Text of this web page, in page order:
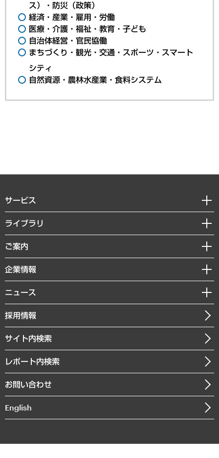
ス）・防災（政策）
経済・産業・雇用・労働
医療・介護・福祉・教育・子ども
自治体経営・官民協働
まちづくり・観光・交通・スポーツ・スマート
シティ
自然資源・農林水産業・食料システム
サービス
経営戦略
組織・人事戦略
デジタルイノベーション
共生・ダイバーシティ
GRC（ガバナンス・リスク・コンプライアンス）・防災（政策）
経済・産業・雇用・労働
まちづくり・観光・交通・スポーツ・スマートシティ
自然資源・農林水産業・食料システム
ライブラリ
経済調査
レポート
コラム
経営用語集
受託・受注実績（官公庁関連）
メディア掲載・出演
ご案内
セミナー・イベント情報
MUFGビジネスセミナー
受託案件情報
企業情報
私たちの想い
社長メッセージ
会社概要
沿革
組織図・本部部室紹介
インドネシア現地法人
個人情報保護方針
ニュース
ニュースリリース
お知らせ
採用情報
サイト内検索
レポート内検索
お問い合わせ
English